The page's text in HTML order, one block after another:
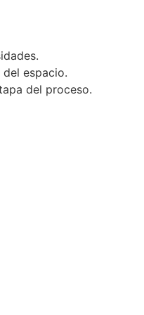
espacio.
del proceso.